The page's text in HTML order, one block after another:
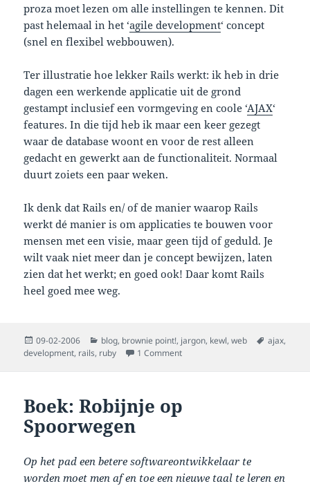
proza moet lezen om alle instellingen te kennen. Dit
past helemaal in het ‘agile development‘ concept
(snel en flexibel webbouwen).
Ter illustratie hoe lekker Rails werkt: ik heb in drie
dagen een werkende applicatie uit de grond
gestampt inclusief een vormgeving en coole ‘AJAX‘
features. In die tijd heb ik maar een keer gezegt
waar de database woont en voor de rest alleen
gedacht en gewerkt aan de functionaliteit. Normaal
duurt zoiets een paar weken.
Ik denk dat Rails en/ of de manier waarop Rails
werkt dé manier is om applicaties te bouwen voor
mensen met een visie, maar geen tijd of geduld. Je
wilt vaak niet meer dan je concept bewijzen, laten
zien dat het werkt; en goed ook! Daar komt Rails
heel goed mee weg.
Posted
on
09-02-2006 Categories
blog, brownie point!, jargon, kewl,web Tags
ajax,
development, rails, ruby 1 Commenton *** kicking rails
Boek: Robijnje op
Spoorwegen
Op het pad een betere softwareontwikkelaar te
worden moet men af en toe een nieuwe taal te leren en